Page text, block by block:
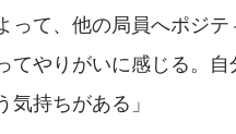
て、他の局員へポジテ
やりがいに感じる。自
持ちがある」